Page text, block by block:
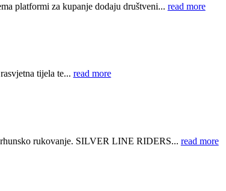
platformi za kupanje dodaju društveni... read more
tijela te... read more
rukovanje. SILVER LINE RIDERS... read more